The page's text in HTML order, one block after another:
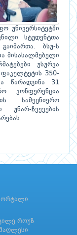
უნივერსიტეტში
სტუდენტთა
ბსუ-ს
მისასალმებელი
უსურვა
ფაკულტეტის 350-
წარადგინა 31
კონფერენცია
სამეცნიერო
უნარ-ჩვევების
როუზ